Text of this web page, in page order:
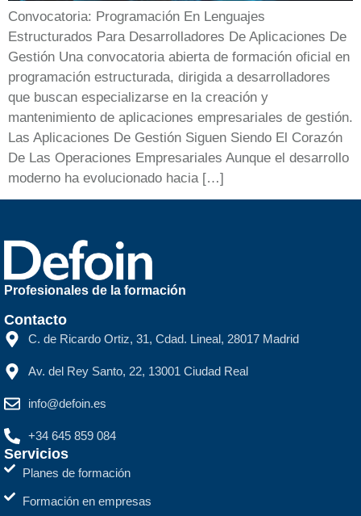
Convocatoria: Programación En Lenguajes
Estructurados Para Desarrolladores De Aplicaciones De
Gestión Una convocatoria abierta de formación oficial en
programación estructurada, dirigida a desarrolladores
que buscan especializarse en la creación y
mantenimiento de aplicaciones empresariales de gestión.
Las Aplicaciones De Gestión Siguen Siendo El Corazón
De Las Operaciones Empresariales Aunque el desarrollo
moderno ha evolucionado hacia […]
Profesionales de la formación
Contacto
C. de Ricardo Ortiz, 31, Cdad. Lineal, 28017 Madrid
Av. del Rey Santo, 22, 13001 Ciudad Real
info@defoin.es
+34 645 859 084
Servicios
Planes de formación
Formación en empresas